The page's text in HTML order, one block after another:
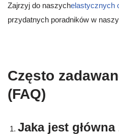
Zajrzyj do naszychelastycznych
przydatnych poradników w
Często
(FAQ)
Jaka jest